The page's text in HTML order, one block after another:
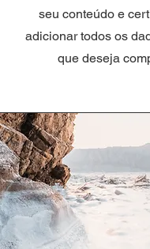
seu conteúdo e
adicionar todos os
que deseja